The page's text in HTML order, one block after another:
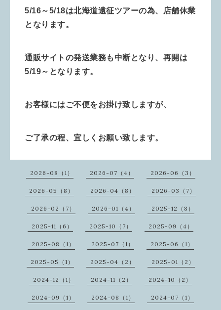
5/16～5/18は北海道遠征ツアーの為、店舗休業
となります。
通販サイトの発送業務も中断となり、再開は
5/19～となります。
お客様にはご不便をお掛け致しますが、
ご了承の程、宜しくお願い致します。
2026-08（1） 2026-07（4） 2026-06（3）
2026-05（8） 2026-04（8） 2026-03（7）
2026-02（7） 2026-01（4） 2025-12（8）
2025-11（6） 2025-10（7） 2025-09（4）
2025-08（1） 2025-07（1） 2025-06（1）
2025-05（1） 2025-04（2） 2025-01（2）
2024-12（1） 2024-11（2） 2024-10（2）
2024-09（1） 2024-08（1） 2024-07（1）